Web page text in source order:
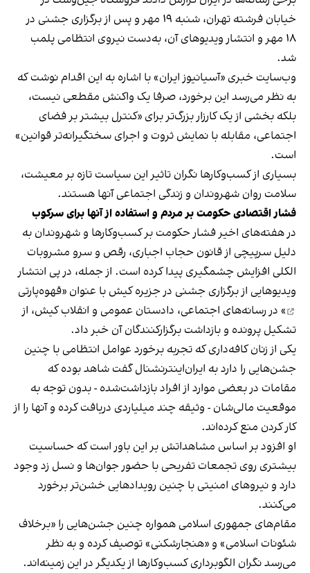
خیابان فرشته تهران، شنبه ۱۹ مهر و پس از برگزاری جشنی در
۱۸ مهر و انتشار ویدیوهای آن، به‌دست نیروی انتظامی پلمب
شد.
وب‌سایت خبری «آسیانیوز ایران» با اشاره به این اقدام نوشت که
به نظر می‌رسد این برخورد، صرفا یک واکنش مقطعی نیست،
بلکه بخشی از یک کارزار بزرگ‌تر برای «کنترل بیشتر بر فضای
اجتماعی، مقابله با نمایش ثروت و اجرای سختگیرانه‌تر قوانین»
است.
بسیاری از کسب‌وکارها نگران تاثیر این سیاست‌ تازه بر معیشت،
سلامت روان شهروندان و زندگی اجتماعی آنها هستند.
فشار اقتصادی حکومت بر مردم و استفاده از آنها برای سرکوب
در هفته‌های اخیر فشار حکومت بر کسب‌وکارها و شهروندان به
دلیل سرپیچی از قانون حجاب اجباری، رقص و سرو مشروبات
الکلی افزایش چشمگیری پیدا کرده است. از جمله، در پی انتشار
ویدیوهایی از برگزاری جشنی در جزیره کیش با عنوان «قهوه‌پارتی
» در رسانه‌های اجتماعی، دادستان عمومی و انقلاب کیش، از
تشکیل پرونده و بازداشت برگزارکنندگان آن خبر داد.
یکی از زنان کافه‌داری که تجربه برخورد عوامل انتظامی با چنین
جشن‌هایی را دارد به ایران‌اینترنشنال گفت شاهد بوده که
مقامات در بعضی موارد از افراد بازداشت‌‌شده - بدون توجه به
موقعیت مالی‌شان - وثیقه چند میلیاردی دریافت کرده و آنها را از
کار کردن منع کرده‌اند.
او افزود بر اساس مشاهداتش بر این باور است که حساسیت
بیشتری روی تجمعات تفریحی با حضور جوان‌ها و نسل زد وجود
دارد و نیروهای امنیتی با چنین رویدادهایی خشن‌تر برخورد
می‌کنند.
مقام‌های جمهوری اسلامی همواره چنین جشن‌هایی را «برخلاف
شئونات اسلامی» و «هنجارشکنی» توصیف کرده و به نظر
می‌رسد نگران الگوبرداری کسب‌وکارها از یکدیگر در این زمینه‌اند.